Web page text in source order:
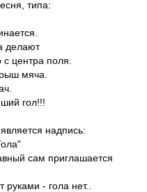
типа:
делают
центра поля.
мяча.
гол!!!
надпись:
сам приглашается
- гола нет..